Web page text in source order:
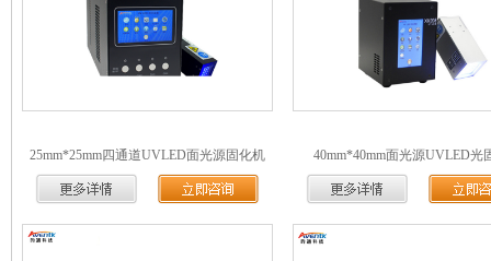
25mm*25mm四通道UVLED面光源固化机 40mm*40mm面光源UVLED光